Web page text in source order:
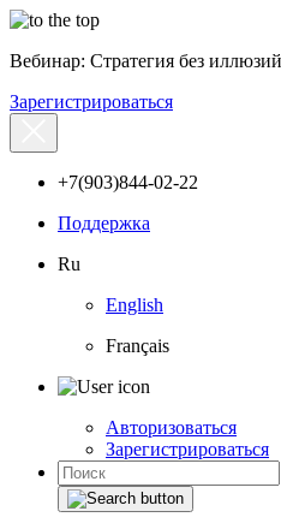
Вебинар: Стратегия без
Зарегистрироваться
+7(903)844-02-22
Поддержка
Ru
English
Français
Авторизоваться
Зарегистрироваться